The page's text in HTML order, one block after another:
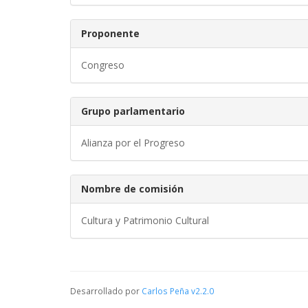
Proponente
Congreso
Grupo parlamentario
Alianza por el Progreso
Nombre de comisión
Cultura y Patrimonio Cultural
Desarrollado por Carlos Peña v2.2.0